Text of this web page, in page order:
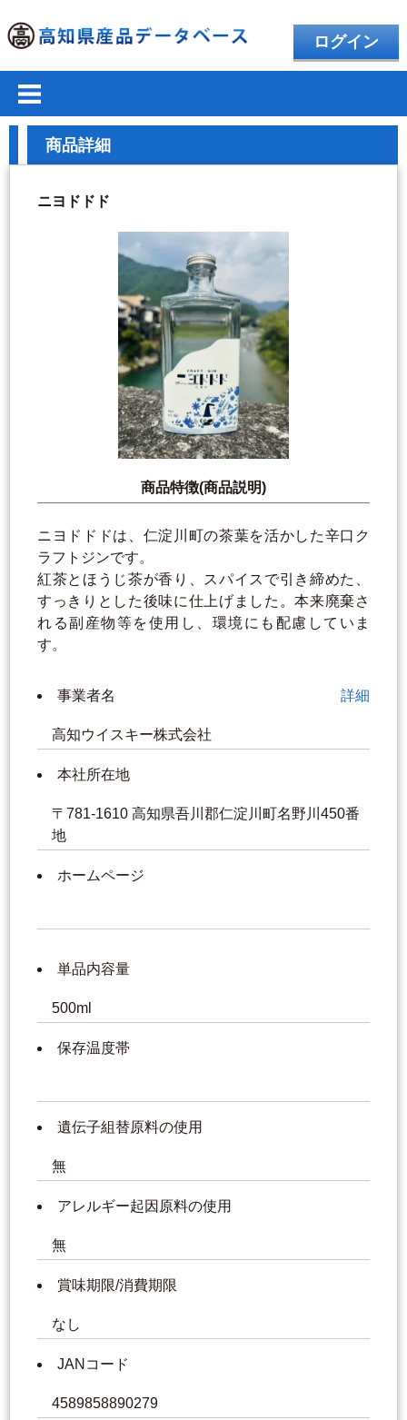
ログイン
商品詳細
ニヨドドド
商品特徴(商品説明)
ニヨドドドは、仁淀川町の茶葉を活かした辛口ク
ラフトジンです。
紅茶とほうじ茶が香り、スパイスで引き締めた、
すっきりとした後味に仕上げました。本来廃棄さ
れる副産物等を使用し、環境にも配慮していま
す。
事業者名 詳細
高知ウイスキー株式会社
本社所在地
〒781-1610 高知県吾川郡仁淀川町名野川450番
地
ホームページ
単品内容量
500ml
保存温度帯
遺伝子組替原料の使用
無
アレルギー起因原料の使用
無
賞味期限/消費期限
なし
JANコード
4589858890279